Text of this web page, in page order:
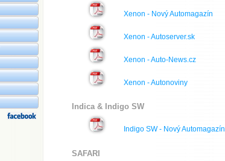
Xenon - Nový Automagazín
Xenon - Autoserver.sk
Xenon - Auto-News.cz
Xenon - Autonoviny
Indica & Indigo SW
Indigo SW - Nový Automagazín
SAFARI